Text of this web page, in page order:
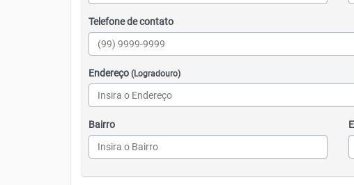
Telefone de contato
Endereço (Logradouro)
Bairro